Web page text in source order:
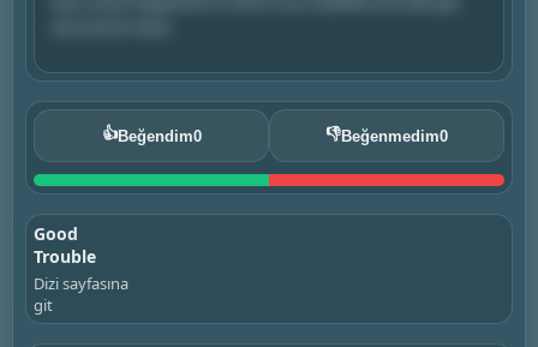
👍Beğendim0 👎Beğenmedim0
Good
Trouble
Dizi sayfasına
git